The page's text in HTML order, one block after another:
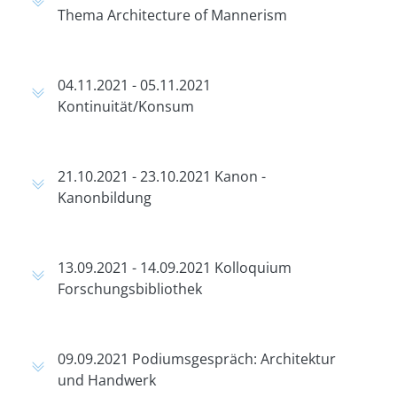
Thema Architecture of Mannerism
04.11.2021 - 05.11.2021
Kontinuität/Konsum
21.10.2021 - 23.10.2021 Kanon -
Kanonbildung
13.09.2021 - 14.09.2021 Kolloquium
Forschungsbibliothek
09.09.2021 Podiumsgespräch: Architektur
und Handwerk